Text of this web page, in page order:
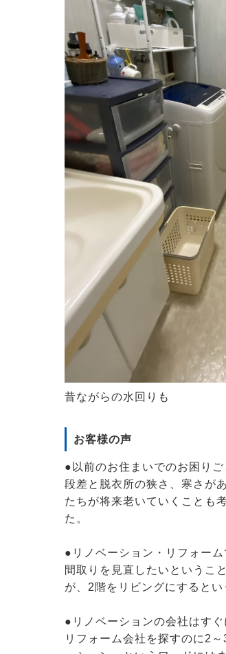
昔ながらの水回りも
お客様の声
●以前のお住まいでのお困り
段差と脱衣所の狭さ、寒さが
たちが将来老いていくことも
た。
●リノベーション・リフォー
間取りを見直したいというこ
が、2階をリビングにすると
●リノベーションの会社はす
リフォーム会社を探すのに2